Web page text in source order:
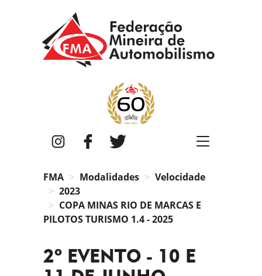
InstagramFacebook
FMA Modalidades
Velocidade
2023
COPA MINAS RIO DE MARCAS E
PILOTOS TURISMO 1.4 - 2025
2º EVENTO - 10 E